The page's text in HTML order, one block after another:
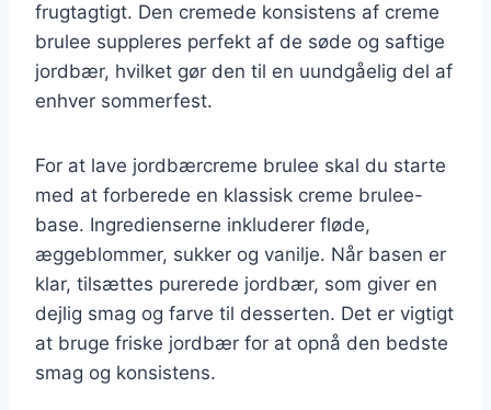
frugtagtigt. Den cremede konsistens af creme
brulee suppleres perfekt af de søde og saftige
jordbær, hvilket gør den til en uundgåelig del af
enhver sommerfest.
For at lave jordbærcreme brulee skal du starte
med at forberede en klassisk creme brulee-
base. Ingredienserne inkluderer fløde,
æggeblommer, sukker og vanilje. Når basen er
klar, tilsættes purerede jordbær, som giver en
dejlig smag og farve til desserten. Det er vigtigt
at bruge friske jordbær for at opnå den bedste
smag og konsistens.